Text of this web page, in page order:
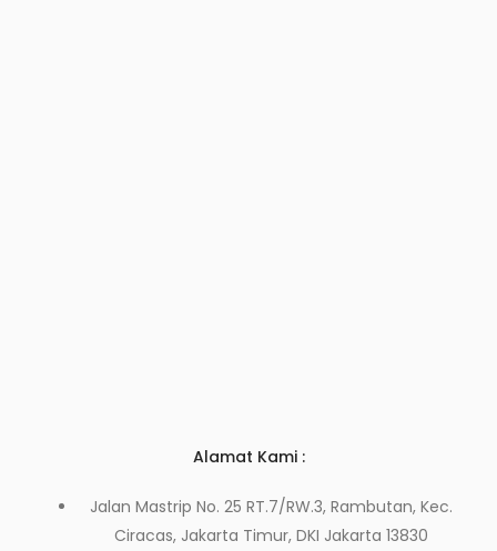
Alamat Kami :
Jalan Mastrip No. 25 RT.7/RW.3, Rambutan, Kec.
Ciracas, Jakarta Timur, DKI Jakarta 13830